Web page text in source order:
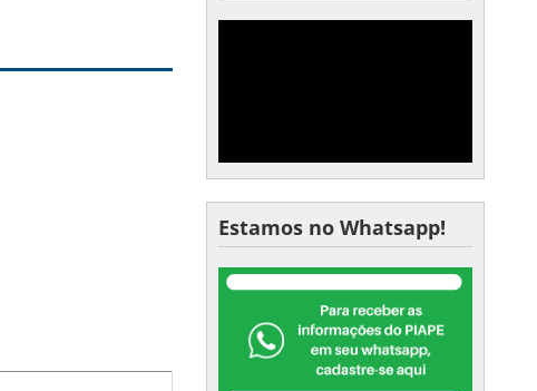
Estamos no Whatsapp!